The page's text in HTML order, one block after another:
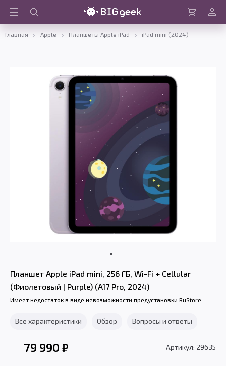
Войти
Главная Apple Планшеты Apple iPad iPad mini (2024)
Планшет Apple iPad mini, 256 ГБ, Wi-Fi + Cellular
(Фиолетовый | Purple) (A17 Pro, 2024)
Имеет недостаток в виде невозможности предустановки RuStore
Все характеристики Обзор Вопросы и ответы
79 990 ₽ Артикул: 29635